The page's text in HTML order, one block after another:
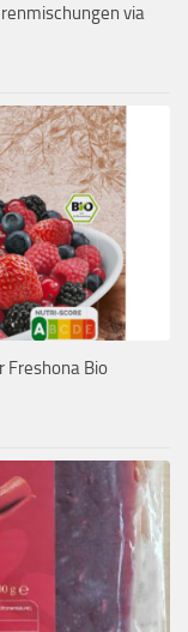
via
Freshona Bio